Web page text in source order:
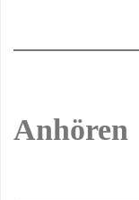
Anhören